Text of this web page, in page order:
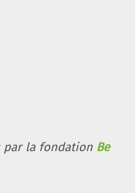
par la fondation Be